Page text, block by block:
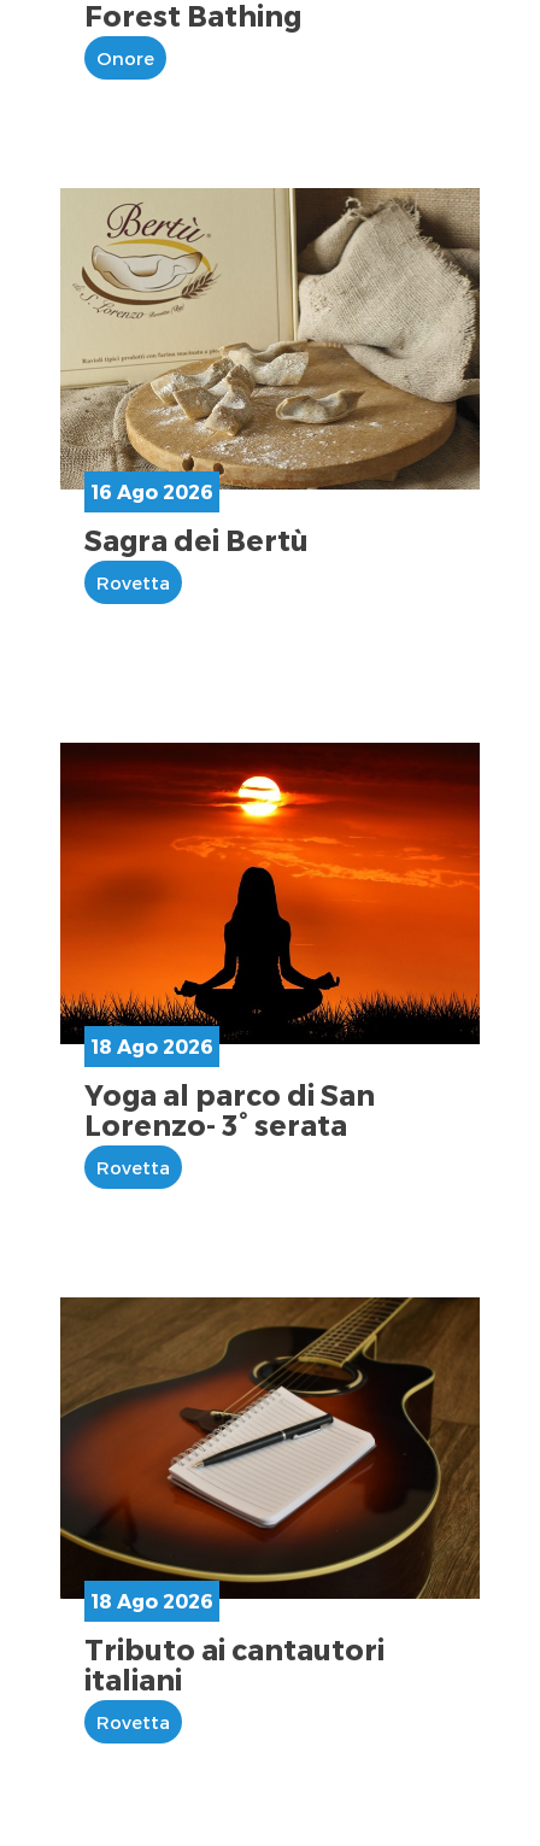
Forest Bathing
Onore
16 Ago 2026
Sagra dei Bertù
Rovetta
18 Ago 2026
Yoga al parco di San
Lorenzo- 3° serata
Rovetta
18 Ago 2026
Tributo ai cantautori
italiani
Rovetta